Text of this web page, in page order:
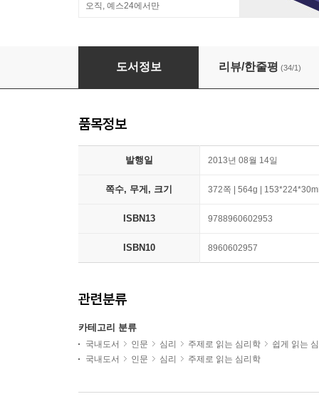
오직, 예스24에서만
왜 나는 늘 눈치를 보는 걸까
도서정보 리뷰/한줄평 (34/1)
품목정보
발행일 2013년 08월 14일
쪽수, 무게, 크기 372쪽 | 564g |
ISBN13 9788960602953
ISBN10 8960602957
관련분류
카테고리 분류
국내도서 인문 심리 주제로 읽는 심리학
쉽게 읽는
국내도서
인문 심리 주제로 읽는 심리학